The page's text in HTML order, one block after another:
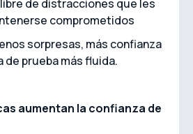
de distracciones que les
comprometidos
sorpresas, más confianza
de prueba más fluida.
aumentan la confianza de